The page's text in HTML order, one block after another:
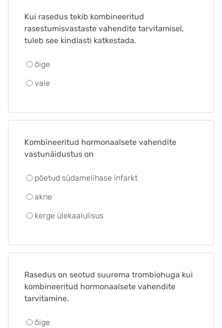
Kui rasedus tekib kombineeritud
rasestumisvastaste vahendite tarvitamisel,
tuleb see kindlasti katkestada.
õige
vale
Kombineeritud hormonaalsete vahendite
vastunäidustus on
põetud südamelihase infarkt
akne
kerge ülekaalulisus
Rasedus on seotud suurema trombiohuga kui
kombineeritud hormonaalsete vahendite
tarvitamine.
õige